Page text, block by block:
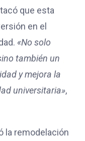
que esta
en el
«No solo
también un
y mejora la
universitaria»,
la remodelación